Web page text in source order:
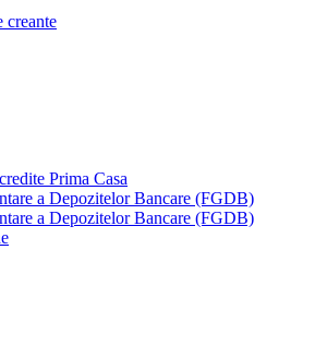
creante
Prima Casa
a Depozitelor Bancare (FGDB)
a Depozitelor Bancare (FGDB)